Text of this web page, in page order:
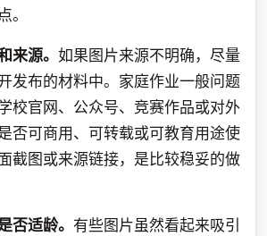
。
来源。 如果图片来源不明确，尽量
发布的材料中。家庭作业一般问题
校官网、公众号、竞赛作品或对外
否可商用、可转载或可教育用途使
截图或来源链接，是比较稳妥的做
否适龄。 有些图片虽然看起来吸引